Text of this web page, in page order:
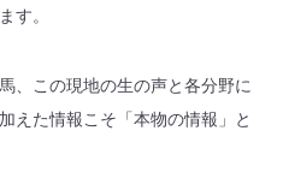
す。
、この現地の生の声と各分野に
えた情報こそ「本物の情報」と